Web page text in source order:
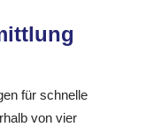
für schnelle
von vier